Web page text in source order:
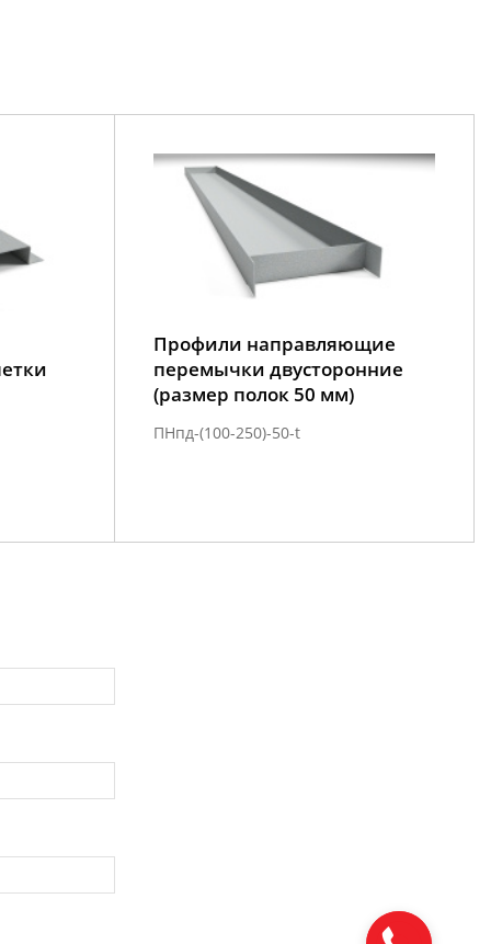
Профили направляющие
перемычки двусторонние
(размер полок 50 мм)
ПНпд-(100-250)-50-t